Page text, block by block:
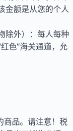
金额是从您的个人
除外）：每人每种
色”海关通道，允
商品。请注意！税